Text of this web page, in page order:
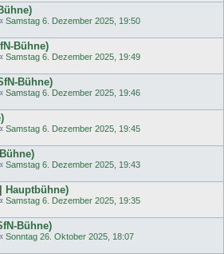
Samstag 6. Dezember 2025, 19:50
Bühne)
Samstag 6. Dezember 2025, 19:49
Bühne)
Samstag 6. Dezember 2025, 19:46
Samstag 6. Dezember 2025, 19:45
Samstag 6. Dezember 2025, 19:43
Hauptbühne)
Samstag 6. Dezember 2025, 19:35
Bühne)
Sonntag 26. Oktober 2025, 18:07